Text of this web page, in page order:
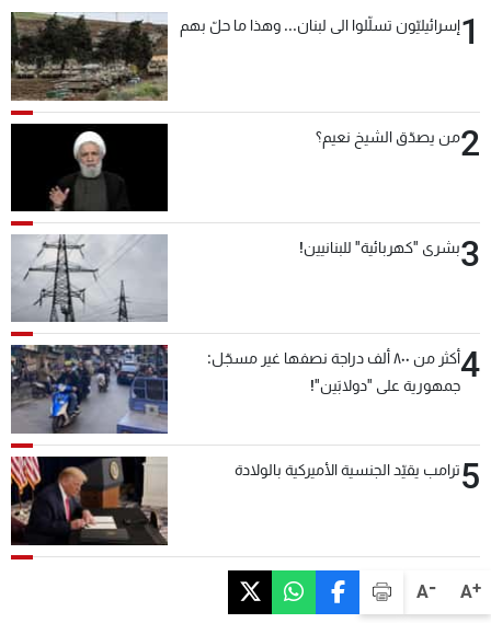
A+
A-
1إسرائيليّون تسلّلوا الى لبنان... وهذا ما حلّ بهم
2من يصدّق الشيخ نعيم؟
3بشرى "كهربائية" للبنانيين!
4
أكثر من ٨٠٠ ألف دراجة نصفها غير مسجّل:
جمهورية على "دولابَين"!
5ترامب يقيّد الجنسية الأميركية بالولادة